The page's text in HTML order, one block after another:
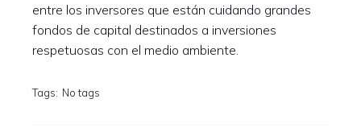
entre los inversores que están cuidando grandes
fondos de capital destinados a inversiones
respetuosas con el medio ambiente.
Tags: No tags